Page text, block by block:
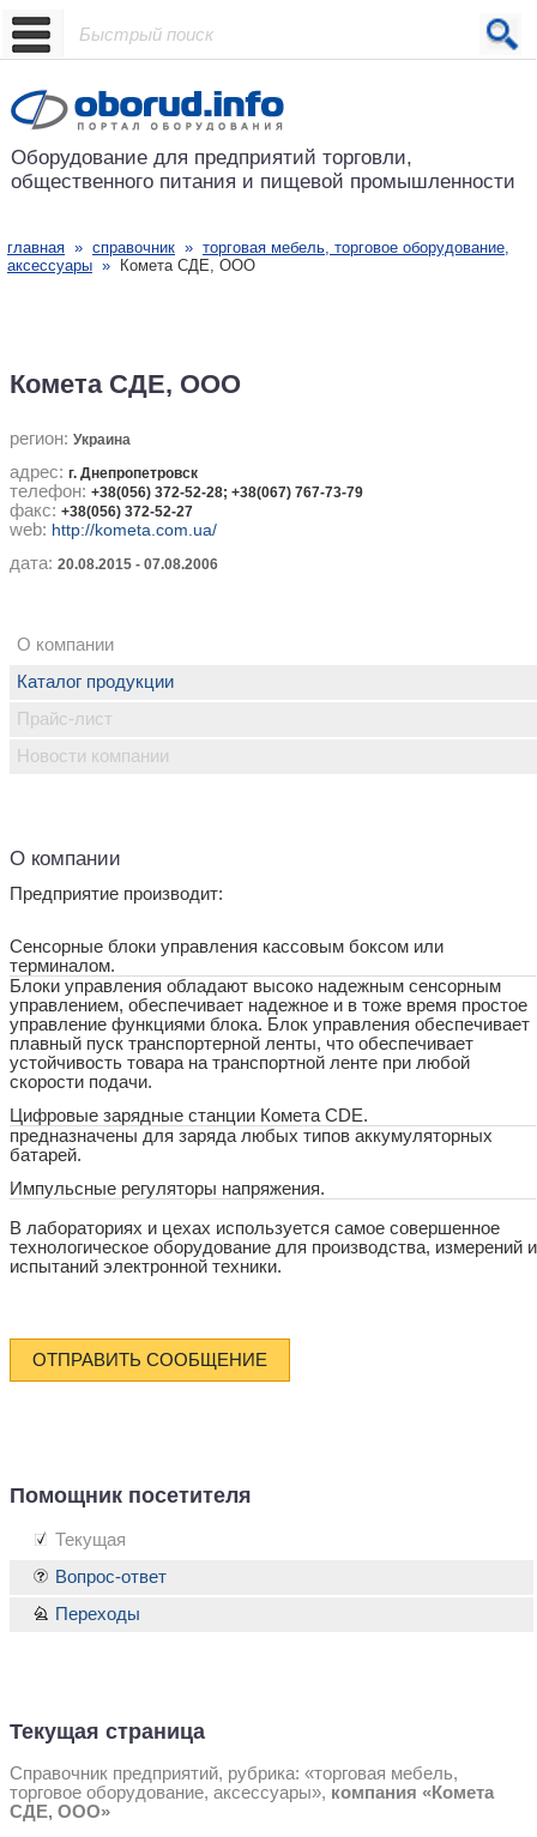
Проект основан в 2001 году
Оборудование для предприятий торговли,
общественного питания и пищевой промышленности
главная » справочник » торговая мебель, торговое оборудование,
аксессуары » Комета СДЕ, ООО
Комета СДЕ, ООО
регион: Украина
адрес: г. Днепропетровск
телефон: +38(056) 372-52-28; +38(067) 767-73-79
факс: +38(056) 372-52-27
web: http://kometa.com.ua/
дата: 20.08.2015 - 07.08.2006
О компании
О компании
Предприятие производит:
Сенсорные блоки управления кассовым боксом или
терминалом.
Блоки управления обладают высоко надежным сенсорным
управлением, обеспечивает надежное и в тоже время простое
управление функциями блока. Блок управления обеспечивает
плавный пуск транспортерной ленты, что обеспечивает
устойчивость товара на транспортной ленте при любой
скорости подачи.
Цифровые зарядные станции Комета CDE.
предназначены для заряда любых типов аккумуляторных
батарей.
Импульсные регуляторы напряжения.
В лабораториях и цехах используется самое совершенное
технологическое оборудование для производства, измерений и
испытаний электронной техники.
ОТПРАВИТЬ СООБЩЕНИЕ
Каталог продукции
Прайс-лист
Новости компании
Помощник посетителя
Текущая
Текущая страница
Справочник предприятий, рубрика: «торговая мебель,
торговое оборудование, аксессуары», компания «Комета
СДЕ, ООО»
Вопрос-ответ
Переходы